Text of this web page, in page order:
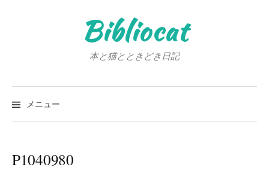
キ
Bibliocat
本と猫とときどき日記
メニュー
検
P1040980